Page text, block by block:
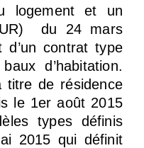
logement et un
du 24 mars
d’un contrat type
d’habitation.
titre de résidence
le 1er août 2015
types définis
2015 qui définit